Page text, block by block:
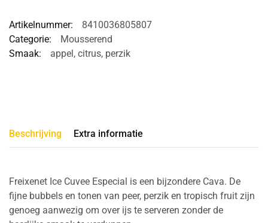
Artikelnummer:
8410036805807
Categorie:
Mousserend
Smaak:
appel, citrus, perzik
Beschrijving Extra informatie
Freixenet Ice Cuvee Especial is een bijzondere Cava. De
fijne bubbels en tonen van peer, perzik en tropisch fruit zijn
genoeg aanwezig om over ijs te serveren zonder de